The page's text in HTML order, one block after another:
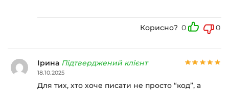
Корисно? 0 0
Ірина Підтверджений клієнт
18.10.2025
Для тих, хто хоче писати не просто “код”, а